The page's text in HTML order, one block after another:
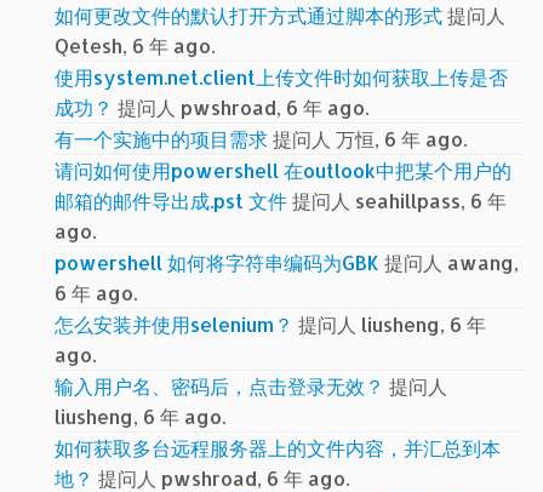
如何更改文件的默认打开方式通过脚本的形式提问人
Qetesh, 6 年 ago.
使用system.net.client上传文件时如何获取上传是否
成功？ 提问人 pwshroad, 6 年 ago.
有一个实施中的项目需求提问人 万恒, 6 年 ago.
请问如何使用powershell 在outlook中把某个用户的
邮箱的邮件导出成.pst 文件提问人 seahillpass, 6 年
ago.
powershell 如何将字符串编码为GBK 提问人 awang,
6 年 ago.
怎么安装并使用selenium？ 提问人 liusheng, 6 年
ago.
输入用户名、密码后，点击登录无效？ 提问人
liusheng, 6 年 ago.
如何获取多台远程服务器上的文件内容，并汇总到本
地？ 提问人 pwshroad, 6 年 ago.